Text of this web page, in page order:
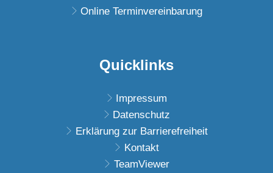
Online Terminvereinbarung
Quicklinks
Impressum
Datenschutz
Erklärung zur Barrierefreiheit
Kontakt
TeamViewer